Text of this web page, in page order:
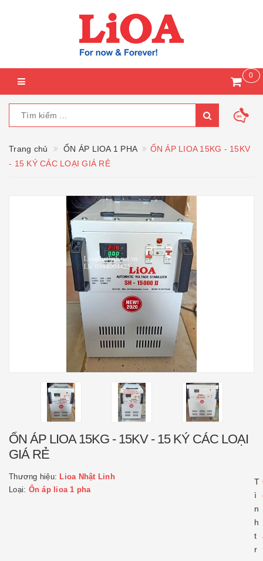
0
Trang chủ ỔN ÁP LIOA 1 PHA
ỔN ÁP LIOA 15KG - 15KV
- 15 KÝ CÁC LOẠI GIÁ RẺ
ỔN ÁP LIOA 15KG - 15KV - 15 KÝ CÁC LOẠI
GIÁ RẺ
Thương hiệu: Lioa Nhật Linh
Loại: Ổn áp lioa 1 pha
T
ì
n
h
t
r